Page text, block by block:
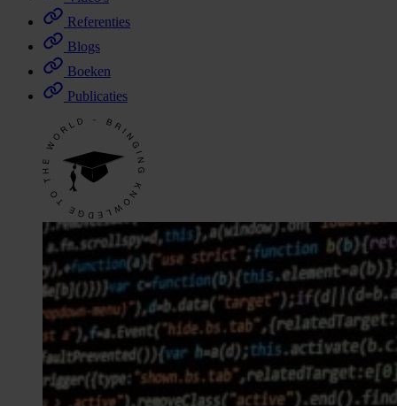
Referenties
Blogs
Boeken
Publicaties